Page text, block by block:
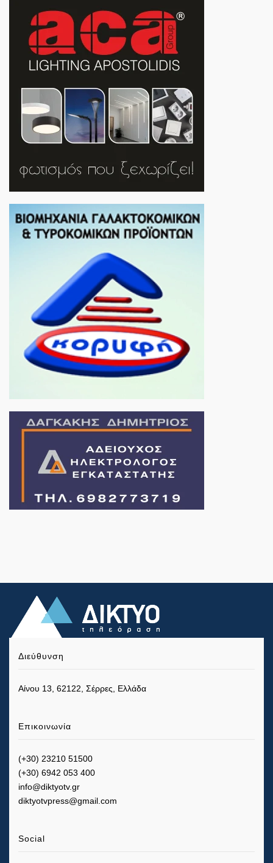
Διεύθυνση
Αίνου 13, 62122, Σέρρες, Ελλάδα
Επικοινωνία
(+30) 23210 51500
(+30) 6942 053 400
info@diktyotv.gr
diktyotvpress@gmail.com
Social